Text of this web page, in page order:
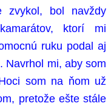
zvykol, bol navždy
ktorí mi
ruku podal aj
. Navrhol mi, aby som
som na ňom už
pretože ešte stále